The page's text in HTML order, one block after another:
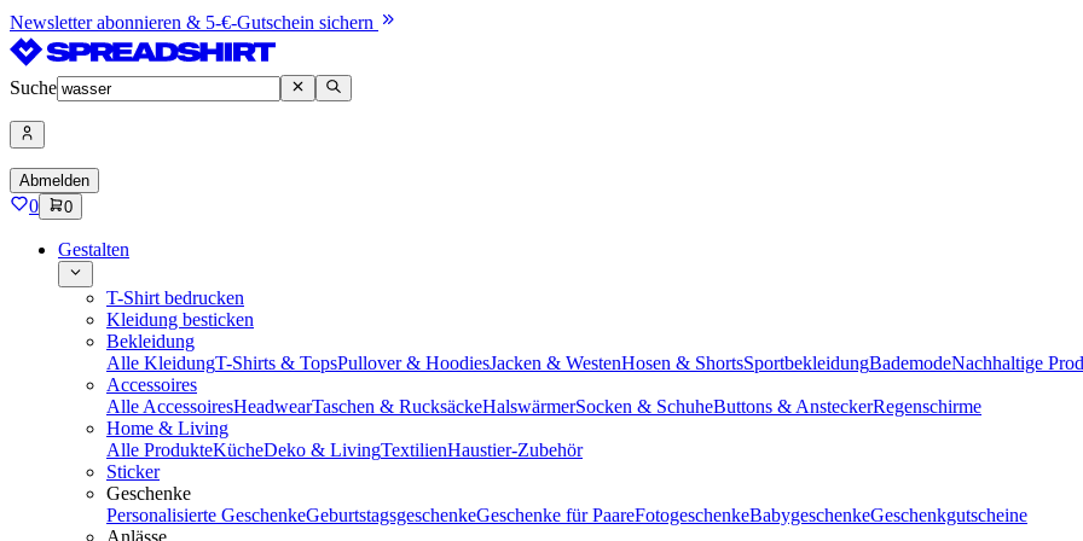
Newsletter abonnieren & 5-€-Gutschein sichern
Suche
Abmelden
0 0
Gestalten
T-Shirt bedrucken
Kleidung besticken
Bekleidung
Alle KleidungT-Shirts & TopsPullover & HoodiesJacken & WestenHosen & ShortsSportbekleidungBademodeNachhaltige
Accessoires
Alle AccessoiresHeadwearTaschen & RucksäckeHalswärmerSocken & SchuheButtons & AnsteckerRegenschirme
Home & Living
Alle ProdukteKücheDeko & LivingTextilienHaustier-Zubehör
Sticker
Geschenke
Personalisierte GeschenkeGeburtstagsgeschenkeGeschenke für PaareFotogeschenkeBabygeschenkeGeschenkgutscheine